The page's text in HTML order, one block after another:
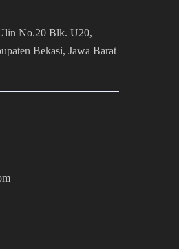
No.20 Blk. U20,
Bekasi, Jawa Barat